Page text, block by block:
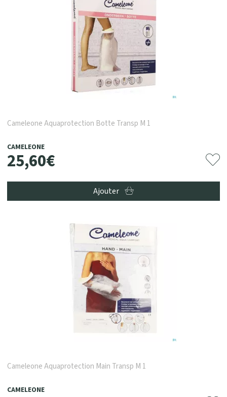
Cameleone Aquaprotection Botte Transp M 1
CAMELEONE
25,60€
Ajouter
Cameleone Aquaprotection Main Transp M 1
CAMELEONE